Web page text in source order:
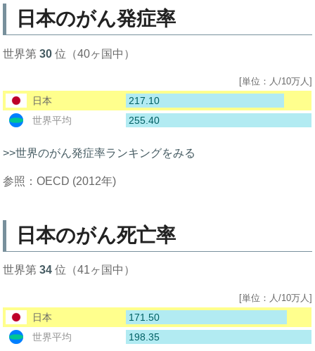
日本のがん発症率
世界第30 位（40ヶ国中）
[単位：人/10万人]
日本
217.10
世界平均
255.40
>>世界のがん発症率ランキングをみる
参照：OECD (2012年)
日本のがん死亡率
世界第34 位（41ヶ国中）
[単位：人/10万人]
日本
171.50
世界平均
198.35